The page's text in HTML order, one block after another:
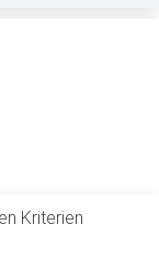
Kriterien